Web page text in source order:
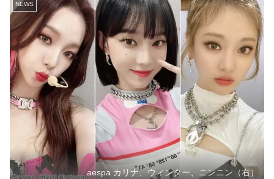
NEWS
aespa カリナ、ウィンター、ニンニン（右）